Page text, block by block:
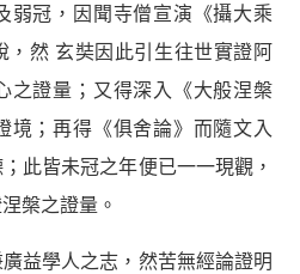
弱冠，因聞寺僧宣演《攝大乘
，然 玄奘因此引生往世實證阿
之證量；又得深入《大般涅槃
境；再得《俱舍論》而隨文入
此皆未冠之年便已一一現觀，
槃之證量。
益學人之志，然苦無經論證明